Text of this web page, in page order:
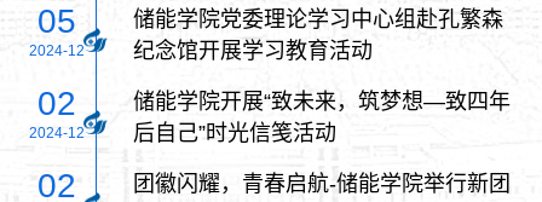
05
2024-12
储能学院党委理论学习中心组赴孔繁森
纪念馆开展学习教育活动
02
2024-12
储能学院开展“致未来，筑梦想—致四年
后自己”时光信笺活动
02
团徽闪耀，青春启航-储能学院举行新团